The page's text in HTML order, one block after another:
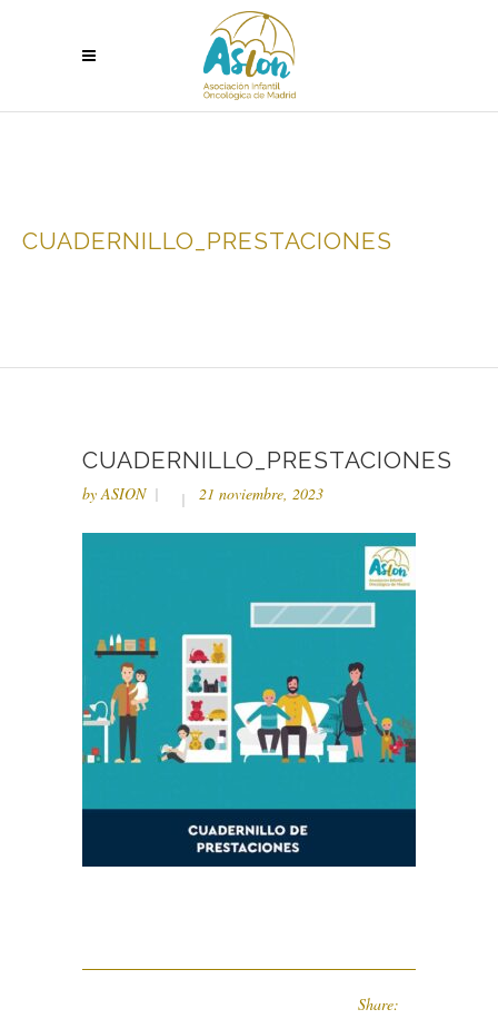
CUADERNILLO_PRESTACIONES
CUADERNILLO_PRESTACIONES
byASION 21 noviembre, 2023
Share: